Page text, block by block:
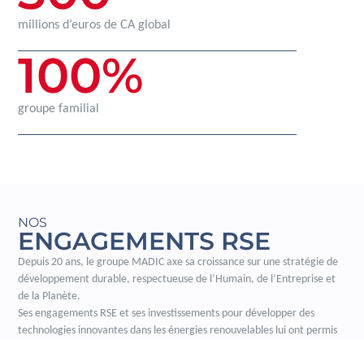
millions d’euros de CA global
groupe familial
100%
NOS
ENGAGEMENTS RSE
Depuis 20 ans, le groupe MADIC axe sa croissance sur une stratégie de
développement durable, respectueuse de l’Humain, de l’Entreprise et
de la Planète.
Ses engagements RSE et ses investissements pour développer des
technologies innovantes dans les énergies renouvelables lui ont permis